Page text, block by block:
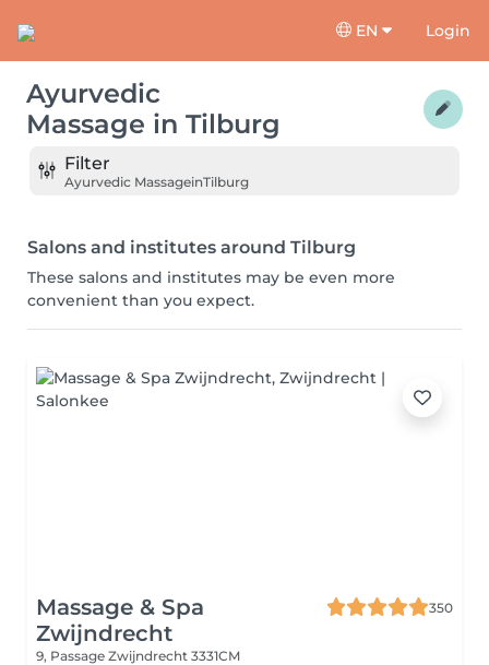
EN Login
Ayurvedic
Massage in Tilburg
Filter
Ayurvedic MassageinTilburg
Salons and institutes around Tilburg
These salons and institutes may be even more
convenient than you expect.
Massage & Spa
Zwijndrecht
350
9, Passage Zwijndrecht 3331CM